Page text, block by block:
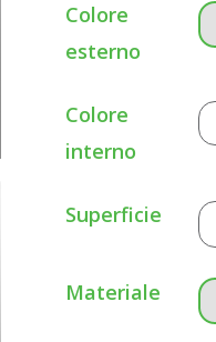
Colore
esterno
Colore
interno
Superficie
Materiale